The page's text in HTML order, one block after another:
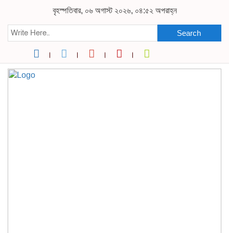
বৃহস্পতিবার, ০৬ অগাস্ট ২০২৬, ০৪:৫২ অপরাহ্ন
Search